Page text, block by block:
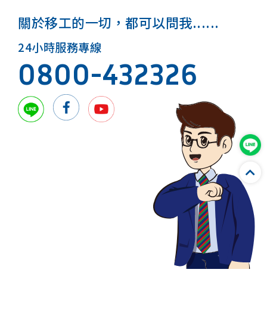
關於移工的一切，都可以問我......
24小時服務專線
0800-432326